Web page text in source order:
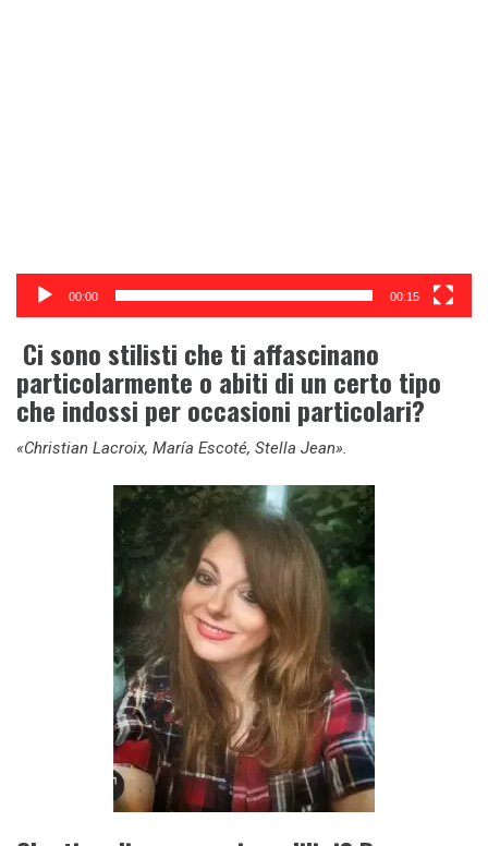
00:00 00:15
Ci sono stilisti che ti affascinano
particolarmente o abiti di un certo tipo
che indossi per occasioni particolari?
«Christian Lacroix, María Escoté, Stella Jean».